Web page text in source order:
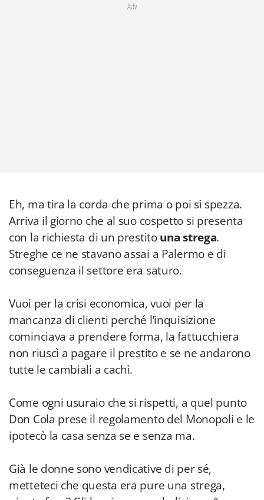
Adv
Eh, ma tira la corda che prima o poi si spezza.
Arriva il giorno che al suo cospetto si presenta
con la richiesta di un prestitouna strega.
Streghe ce ne stavano assai a Palermo e di
conseguenza il settore era saturo.
Vuoi per la crisi economica, vuoi per la
mancanza di clienti perché l’inquisizione
cominciava a prendere forma, la fattucchiera
non riuscì a pagare il prestito e se ne andarono
tutte le cambiali a cachì.
Come ogni usuraio che si rispetti, a quel punto
Don Cola prese il regolamento del Monopoli e le
ipotecò la casa senza se e senza ma.
Già le donne sono vendicative di per sé,
metteteci che questa era pure una strega,